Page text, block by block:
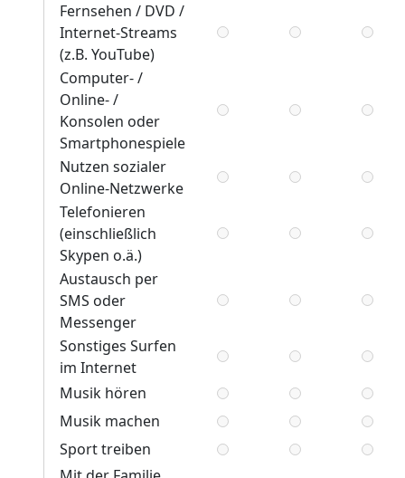
Fernsehen / DVD /
Internet-Streams
(z.B. YouTube)
Computer- /
Online- /
Konsolen oder
Smartphonespiele
Nutzen sozialer
Online-Netzwerke
Telefonieren
(einschließlich
Skypen o.ä.)
Austausch per
SMS oder
Messenger
Sonstiges Surfen
im Internet
Musik hören
Musik machen
Sport treiben